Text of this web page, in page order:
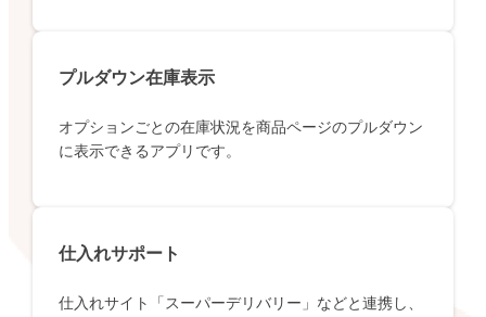
プルダウン在庫表示
オプションごとの在庫状況を商品ページのプルダウン
に表示できるアプリです。
仕入れサポート
仕入れサイト「スーパーデリバリー」などと連携し、